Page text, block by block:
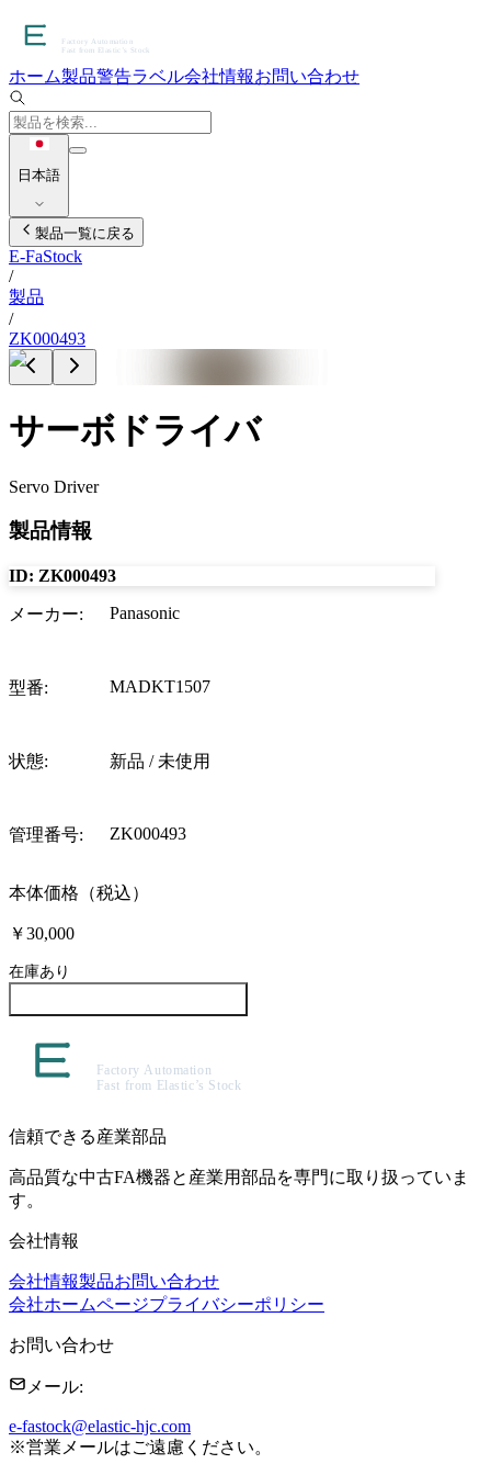
ホーム製品警告ラベル会社情報お問い合わせ
日本語
製品一覧に戻る
E-FaStock
/
製品
/
ZK000493
サーボドライバ
Servo Driver
製品情報
ID: ZK000493
メーカー: Panasonic
型番: MADKT1507
状態: 新品 / 未使用
管理番号: ZK000493
本体価格（税込）
￥30,000
在庫あり
信頼できる産業部品
高品質な中古FA機器と産業用部品を専門に取り扱っていま
す。
会社情報
会社情報製品お問い合わせ
会社ホームページプライバシーポリシー
お問い合わせ
メール:
e-fastock@elastic-hjc.com
※営業メールはご遠慮ください。